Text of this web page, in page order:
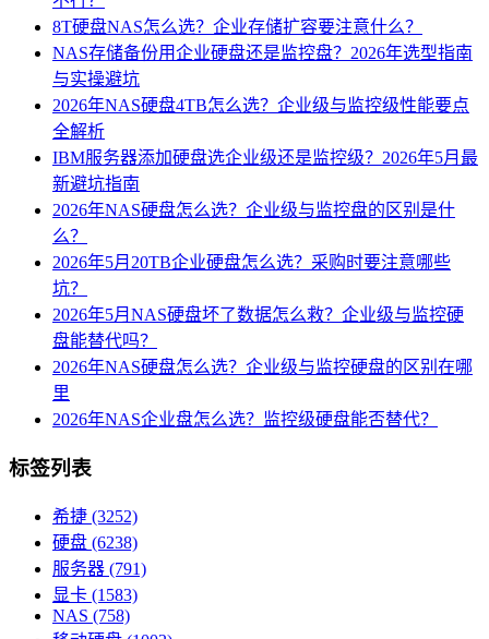
8T硬盘NAS怎么选？企业存储扩容要注意什么？
NAS存储备份用企业硬盘还是监控盘？2026年选型指南
与实操避坑
2026年NAS硬盘4TB怎么选？企业级与监控级性能要点
全解析
IBM服务器添加硬盘选企业级还是监控级？2026年5月最
新避坑指南
2026年NAS硬盘怎么选？企业级与监控盘的区别是什
么？
2026年5月20TB企业硬盘怎么选？采购时要注意哪些
坑？
2026年5月NAS硬盘坏了数据怎么救？企业级与监控硬
盘能替代吗？
2026年NAS硬盘怎么选？企业级与监控硬盘的区别在哪
里
2026年NAS企业盘怎么选？监控级硬盘能否替代？
标签列表
希捷 (3252)
硬盘 (6238)
服务器 (791)
显卡 (1583)
NAS (758)